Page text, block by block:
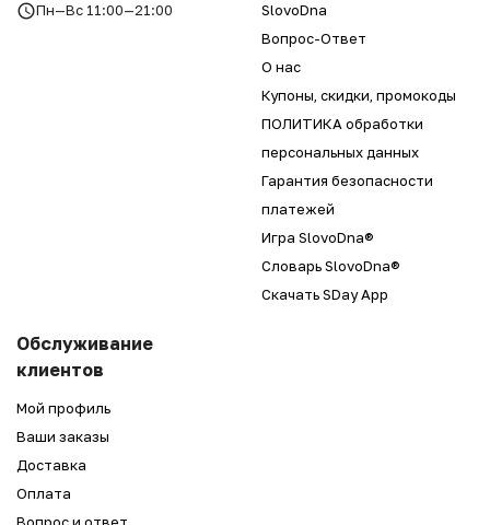
Пн—Вс 11:00—21:00
SlovoDna
Вопрос-Ответ
О нас
Купоны, скидки, промокоды
ПОЛИТИКА обработки
персональных данных
Гарантия безопасности
платежей
Игра SlovoDna®
Словарь SlovoDna®
Скачать SDay App
Обслуживание
клиентов
Мой профиль
Ваши заказы
Доставка
Оплата